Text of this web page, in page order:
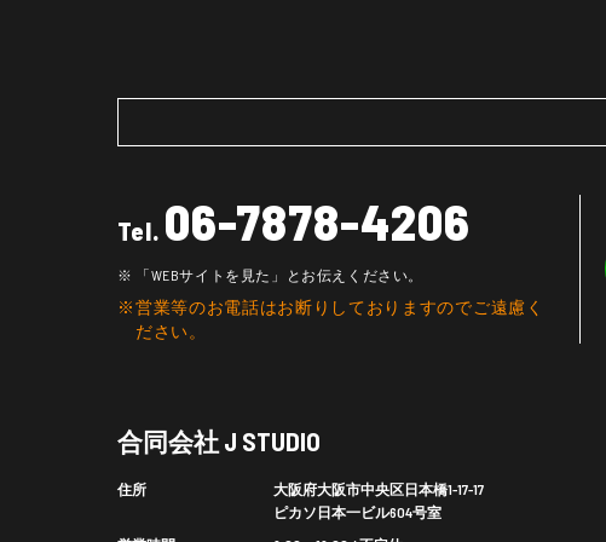
Tel. 06-7878-4206
「WEBサイトを見た」とお伝えください。
営業等のお電話はお断りしておりますのでご遠慮く
ださい。
合同会社 J STUDIO
住所
大阪府大阪市中央区日本橋1-17-17
ピカソ日本一ビル604号室